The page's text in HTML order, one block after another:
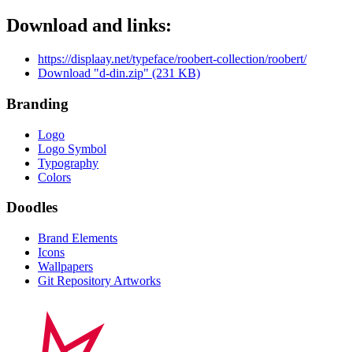
Download and links:
https://displaay.net/typeface/roobert-collection/roobert/
Download "d-din.zip" (231 KB)
Branding
Logo
Logo Symbol
Typography
Colors
Doodles
Brand Elements
Icons
Wallpapers
Git Repository Artworks